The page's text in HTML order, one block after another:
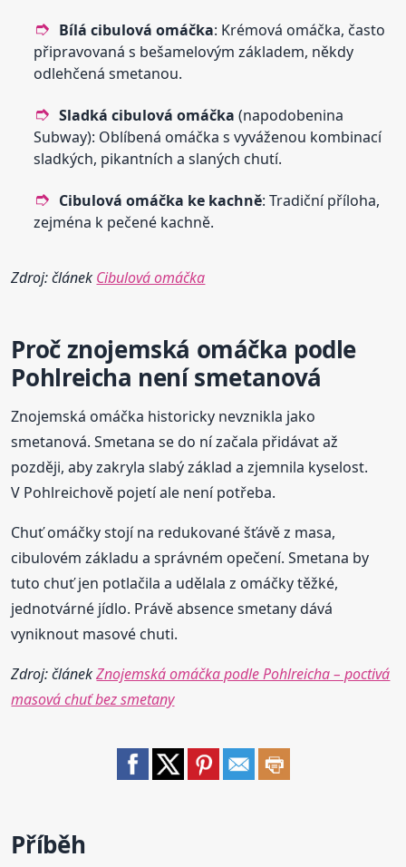
Bílá cibulová omáčka: Krémová omáčka, často
připravovaná s bešamelovým základem, někdy
odlehčená smetanou.
Sladká cibulová omáčka (napodobenina
Subway): Oblíbená omáčka s vyváženou kombinací
sladkých, pikantních a slaných chutí.
Cibulová omáčka ke kachně: Tradiční příloha,
zejména k pečené kachně.
Zdroj: článek Cibulová omáčka
Proč znojemská omáčka podle
Pohlreicha není smetanová
Znojemská omáčka historicky nevznikla jako
smetanová. Smetana se do ní začala přidávat až
později, aby zakryla slabý základ a zjemnila kyselost.
V Pohlreichově pojetí ale není potřeba.
Chuť omáčky stojí na redukované šťávě z masa,
cibulovém základu a správném opečení. Smetana by
tuto chuť jen potlačila a udělala z omáčky těžké,
jednotvárné jídlo. Právě absence smetany dává
vyniknout masové chuti.
Zdroj: článekZnojemská omáčka podle Pohlreicha – poctivá
masová chuť bez smetany
Příběh